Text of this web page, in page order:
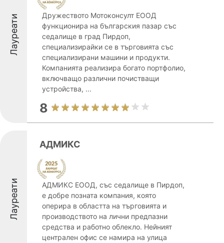
Лауреати
Дружеството Мотоконсулт ЕООД
функционира на българския пазар със
седалище в град Пирдоп,
специализирайки се в търговията със
специализирани машини и продукти.
Компанията реализира богато портфолио,
включващо различни почистващи
устройства, ...
8
Лауреати
АДМИКС
АДМИКС ЕООД, със седалище в Пирдоп,
е добре позната компания, която
оперира в областта на търговията и
производството на лични предпазни
средства и работно облекло. Нейният
централен офис се намира на улица